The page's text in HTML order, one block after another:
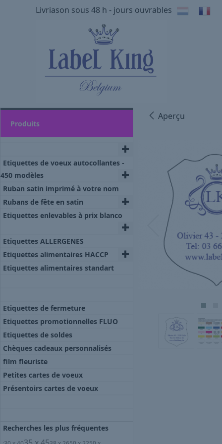
Livriason sous 48 h - jours ouvrables
Produits
Etiquettes de voeux autocollantes -
450 modèles
Ruban satin imprimé à votre nom
Rubans de fête en satin
Etiquettes enlevables à prix blanco
Etiquettes ALLERGENES
Etiquettes alimentaires HACCP
Etiquettes alimentaires standart
Etiquettes de fermeture
Etiquettes promotionnelles FLUO
Etiquettes de soldes
Chèques cadeaux personnalisés
film fleuriste
Petites cartes de voeux
Présentoirs cartes de voeux
Recherches les plus fréquentes
Aperçu